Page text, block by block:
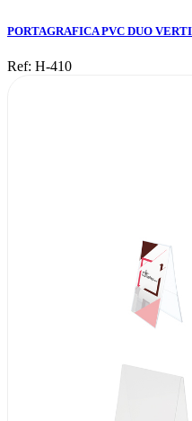
PORTAGRAFICA PVC DUO
Ref: H-410